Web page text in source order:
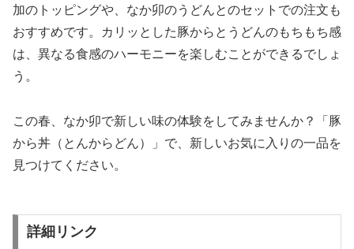
加のトッピングや、なか卯のうどんとのセットでの注文も
おすすめです。カリッとした豚からとうどんのもちもち感
は、異なる食感のハーモニーを楽しむことができるでしょ
う。
この春、なか卯で新しい味の体験をしてみませんか？「豚
から丼（とんからどん）」で、新しいお気に入りの一品を
見つけてください。
詳細リンク